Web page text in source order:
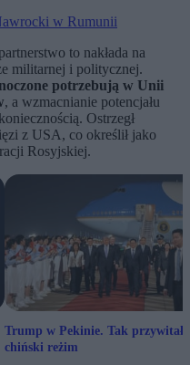
w Rumunii
to nakłada na
militarnej i politycznej.
potrzebują w Unii
, a wzmacnianie potencjału
Ostrzegł
z USA, co określił jako
Rosyjskiej.
Trump w Pekinie. Tak przywitał
chiński reżim